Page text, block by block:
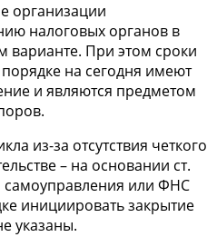
организации
налоговых органов в
варианте. При этом сроки
на сегодня имеют
и являются предметом
из-за отсутствия четкого
– на основании ст.
или ФНС
инициироватьзакрытие
указаны.